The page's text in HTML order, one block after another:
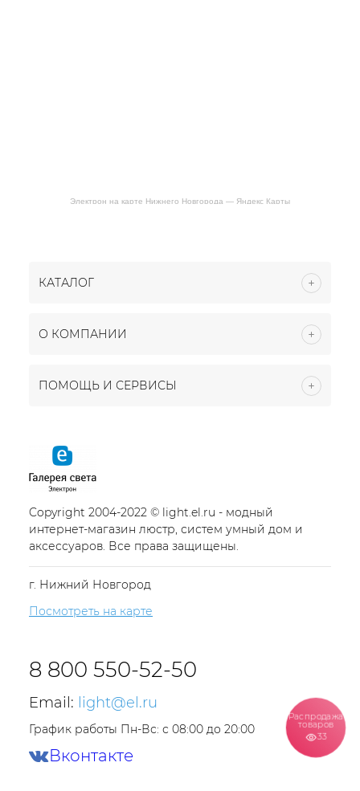
Электрон на карте Нижнего Новгорода — Яндекс Карты
КАТАЛОГ
О КОМПАНИИ
ПОМОЩЬ И СЕРВИСЫ
Copyright 2004-2022 © light.el.ru - модный
интернет-магазин люстр, систем умный дом и
аксессуаров. Все права защищены.
г. Нижний Новгород
Посмотреть на карте
8 800 550-52-50
Email: light@el.ru
График работы Пн-Вс: с 08:00 до 20:00
Вконтакте
Распродажа
товаров
33